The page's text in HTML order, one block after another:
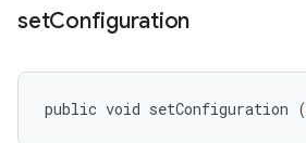
setConfiguration
public void setConfiguration (